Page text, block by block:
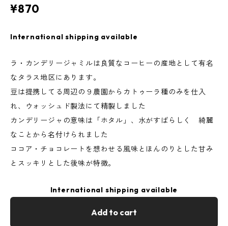
¥870
International shipping available
ラ・カンデリージャミルは良質なコーヒーの産地として有名
なタラス地区にあります。
豆は提携してる周辺の９農園からカトゥーラ種のみを仕入
れ、ウォッシュド製法にて精製しました
カンデリージャの意味は「ホタル」、水がすばらしく 綺麗
なことから名付けられました
ココア・チョコレートを想わせる風味とほんのりとした甘み
とスッキリとした後味が特徴。
International shipping available
Add to cart